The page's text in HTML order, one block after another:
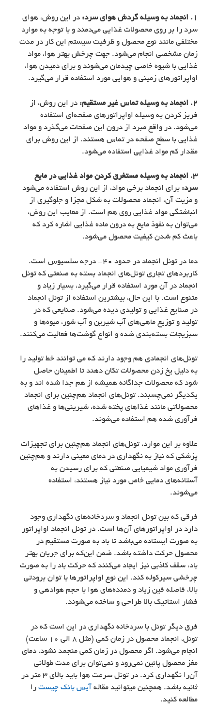
1. انجماد به وسیله گردش هوای سرد:
در این روش، هوای
سرد را بر روی محصولات غذایی می‌دمند و با توجه به موارد
مختلفی مانند نوع محصول و ظرفیت سیستم این کار در مدت
زمان مشخصی انجام می‌شود. جهت چرخش بهتر هوا، مواد
غذایی با شیوه خاصی چیدمان می‌شوند و برای دمیدن هوا،
اواپراتورهای زمینی و هوایی مورد استفاده قرار می‌گیرد.
2. انجماد به وسیله تماس غیر مستقیم:
در این روش، از
فریز کردن به وسیله اواپراتورهای صفحه‌ای استفاده
می‌شود. در واقع مبرد از درون این صفحات می‌گذرد و مواد
غذایی با سطح صفحه در تماس هستند. از این روش برای
مقدار کم مواد غذایی استفاده می‌شود.
3. انجماد به وسیله مستغرق کردن مواد غذایی در مایع
سرد: برای انجماد برخی مواد، از این روش استفاده می‌شود
و مزیت آن، انجماد محصولات به شکل مجزا و جلوگیری از
انباشتگی مواد غذایی روی هم است. از معایب این روش،
می‌توان به نفوذ مایع به درون ماده غذایی اشاره کرد که
باعث کم شدن کیفیت محصول می‌شود.
دما در تونل انجماد در حدود ۴۰- درجه سلسیوس است.
کاربردهای تجاری تونل‌های انجماد بسته به صنعتی که تونل
انجماد در آن مورد استفاده قرار می‌گیرد، بسیار زیاد و
متنوع است. با این حال، بیشترین استفاده از تونل انجماد
در صنایع غذایی و تولیدی دیده می‌شود. صنایعی که در
تولید و توزیع ماهی‌های آب شیرین و آب شور، میوه‌ها و
سبزیجات بسته‌بندی شده و انواع گوشت‌ها فعالیت می‌کنند.
تونل‌های انجمادی هم وجود دارند که می توانند خط تولید را
به دلیل یخ زدن محصولات تکان دهند تا اطمینان حاصل
شود که محصولات جداگانه همیشه از هم جدا شده اند و به
یکدیگر نمی‌چسبند. تونل‌های انجماد هم‌چنین برای انجماد
محصولاتی مانند غذاهای پخته شده، شیرینی‌ها و غذاهای
فرآوری شده هم استفاده می‌شوند.
علاوه بر این موارد، تونل‌های انجماد هم‌چنین برای تجهیزات
پزشکی که نیاز به نگهداری در دمای معینی دارند و هم‌چنین
فرآوری مواد شیمیایی صنعتی که برای رسیدن به
آستانه‌های دمایی خاص مورد نیاز هستند، استفاده
می‌شوند.
فرقی که بین تونل انجماد و سردخانه‌های نگهداری وجود
دارد در اواپراتورهای آن‌ها است. در تونل انجماد اواپراتور
به صورت ایستاده می‌باشد تا باد به صورت مستقیم در
محصول حرکت داشته باشد. ضمن این‌که برای جریان بهتر
باد، سقف کاذبی نیز ایجاد می‌کنند که حرکت باد را به صورت
چرخشی سیرکوله کند. این نوع اواپراتورها با توان برودتی
بالا، فاصله فین زیاد و دمنده‌های هوا با حجم هوادهی و
فشار استاتیک بالا طراحی و ساخته می‌شوند.
فرق دیگر تونل با سردخانه نگهداری در این است که در
تونل، انجماد محصول در زمان کمی (مثل 8 الی 10 ساعت)
انجام می‌شود. اگر محصول در زمان کمی منجمد نشود، دمای
مغز محصول پائین نمی‌رود و نمی‌توان برای مدت طولانی
آن‌را نگهداری کرد. در تونل سرعت هوا باید بالای 3 متر در
ثانیه باشد. همچنین میتوانید مقاله آیس بانک چیست را
مطالعه کنید.